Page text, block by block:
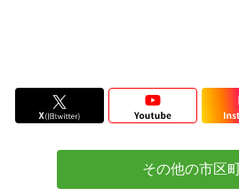
その他の市区